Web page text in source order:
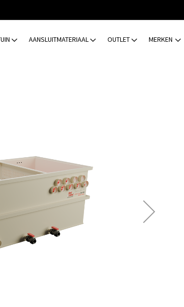
AANSLUITMATERIAAL OUTLET MERKEN